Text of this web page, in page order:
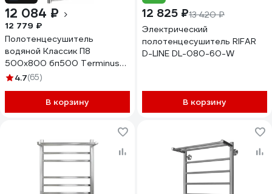
12 084 ₽
12 779 ₽
Полотенцесушитель
водяной Классик П8
500x800 бп500 Terminus
4670078530257
4.7(65)
В корзину
12 825 ₽13 420 ₽
Электрический
полотенцесушитель RIFAR
D-LINE DL-080-60-W
В корзину